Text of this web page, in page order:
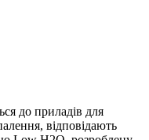
до приладів для
відповідають